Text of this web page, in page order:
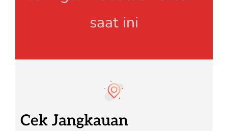
saat ini
Cek Jangkauan